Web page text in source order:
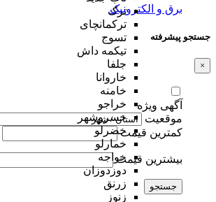
ترک
ترکمانچای
تسوج
تیکمه داش
جلفا
خاروانا
خامنه
خراجو
خسروشهر
خضرلو
خمارلو
خواجه
دوزدوزان
زرنق
زنوز
برق و الکترونیک
جستجو پیشرفته
×
آگهی ویژه
موقعیت
کمترین قیمت
بیشترین قیمت
جستجو